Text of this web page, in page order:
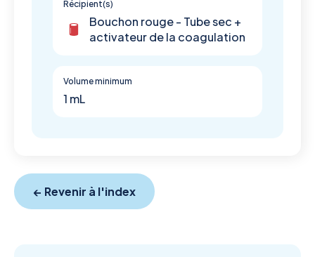
Récipient(s)
Bouchon rouge - Tube sec +
activateur de la coagulation
Volume minimum
1 mL
← Revenir à l'index